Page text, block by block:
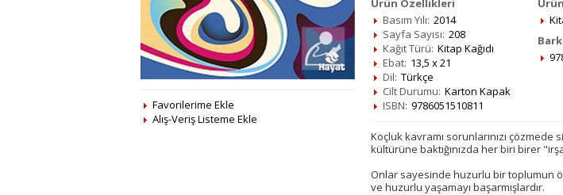
Favorilerime Ekle
Alış-Veriş Listeme Ekle
Ürün Özellikleri
Basım Yılı: 2014
Sayfa Sayısı: 208
Kağıt Türü: Kitap Kağıdı
Ebat: 13,5 x 21
Dil: Türkçe
Cilt Durumu: Karton Kapak
ISBN: 9786051510811
Koçluk kavramı sorunlarınızı çözmede
kültürüne baktığınızda her biri birer
Onlar sayesinde huzurlu bir toplumun
ve huzurlu yaşamayı başarmışlardır.